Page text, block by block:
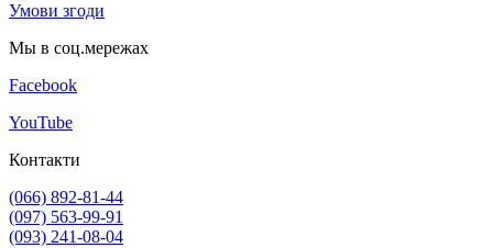
Умови згоди
Мы в соц.мережах
Facebook
YouTube
Контакти
(066) 892-81-44
(097) 563-99-91
(093) 241-08-04